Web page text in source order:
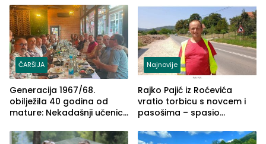
ČARŠIJA
Generacija 1967/68.
obilježila 40 godina od
mature: Nekadašnji učenici
(FOTO)
Najnovije
Rajko Pajić iz Roćevića
vratio torbicu s novcem i
pasošima – spasio
Grčkoj